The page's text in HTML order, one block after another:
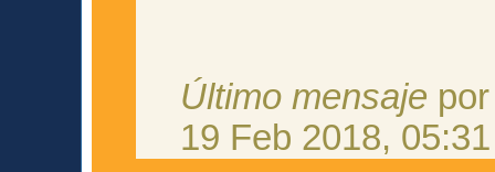
Último mensaje
19 Feb 2018, 05:31